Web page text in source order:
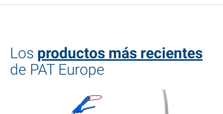
Los productos más recientes
de PAT Europe